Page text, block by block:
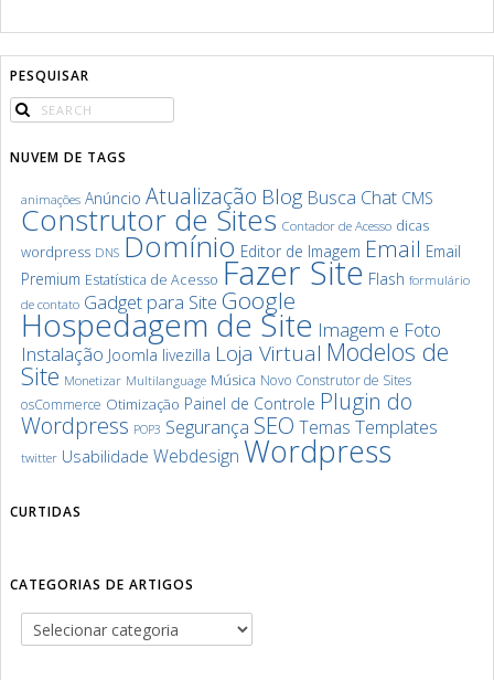
PESQUISAR
NUVEM DE TAGS
animações Anúncio Atualização Blog Busca Chat CMS
Construtor de Sites Contador de Acesso dicas
wordpress DNS Domínio Editor de Imagem Email Email
Premium Estatística de Acesso Fazer Site Flash formulário
de contato Gadget para Site Google
Hospedagem de Site Imagem e Foto
Instalação Joomla livezilla Loja Virtual Modelos de
Site Monetizar Multilanguage Música Novo Construtor de Sites
osCommerce Otimização Painel de Controle Plugin do
Wordpress POP3 Segurança SEO Temas Templates
twitter Usabilidade Webdesign Wordpress
CURTIDAS
CATEGORIAS DE ARTIGOS